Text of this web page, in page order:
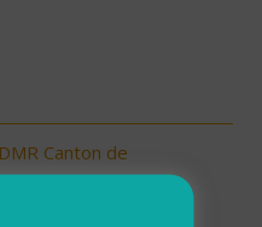
Canton de